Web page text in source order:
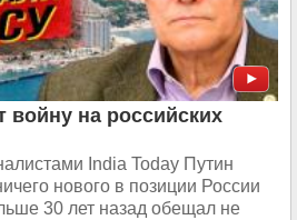
войну на российских
India Today Путин
нового в позиции России
30 лет назад обещал не